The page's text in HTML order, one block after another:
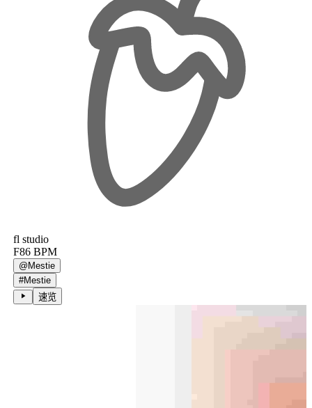
fl studio
F86BPM
@ Mestie
#Mestie
速览